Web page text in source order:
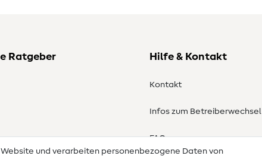
Ratgeber Hilfe & Kontakt
Kontakt
Infos zum Betreiberwechsel
FAQ
und verarbeiten personenbezogene Daten von